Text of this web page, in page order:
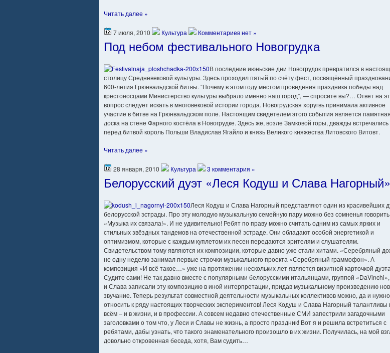
Читать далее »
7 июля, 2010 Культура Комментариев нет »
Под небом фестивального Новогрудка
В последние июньские дни Новогрудок превратился в
столицу Средневековой культуры. Здесь проходил пятый по счёту фест, посвящённый
600-летия Грюнвальдской битвы. “Почему в этом году местом проведения праздника победы над
крестоносцами Министерство культуры выбрало именно наш город”, — спросите вы?… Ответ на
вопрос следует искать в многовековой истории города. Новогрудская хоругвь принимала активное
участие в битве на Грюнвальдском поле. Настоящим свидетелем этого события является памятная
доска на стене Фарного костёла в Новогрудке. Здесь же, возле Замковой горы, дважды встречались
перед битвой король Польши Владислав Ягайло и князь Великого княжества Литовского Витовт.
Читать далее »
28 января, 2010 Культура 3 комментария »
Белорусский дуэт «Леся Кодуш и Слава Нагорный»
Леся Кодуш и Слава Нагорный представляют один из красивейших
белорусской эстрады. Про эту молодую музыкальную семейную пару можно без сомненья
«Музыка их связала!». И не удивительно! Ребят по праву можно считать одним из самых ярких и
стильных звёздных тандемов на отечественной эстраде. Они обладают особой энергетикой и
оптимизмом, которые с каждым куплетом их песен передаются зрителям и слушателям.
Свидетельством тому являются их композиции, которые давно уже стали хитами. «Серебряный
не одну неделю занимал первые строчки музыкального проекта «Серебряный граммофон». А
композиция «И всё такое…» уже на протяжении нескольких лет является визитной карточкой
Судите сами! Не так давно вместе с популярными белорусскими итальянцами, группой
и Слава записали эту композицию в иной интерпретации, придав музыкальному произведению
звучание. Теперь результат совместной деятельности музыкальных коллективов можно, да и нужно
относить к ряду настоящих творческих экспериментов! Леся Кодуш и Слава Нагорный талантливы
всём – и в жизни, и в профессии. А совсем недавно отечественные СМИ запестрили загадочными
заголовками о том что, у Леси и Славы не жизнь, а просто праздник! Вот я и решила встретиться с
ребятами, дабы узнать, что такого знаменательного произошло в их жизни. Получилась, на мой
довольно откровенная беседа, хотя, Вам судить…